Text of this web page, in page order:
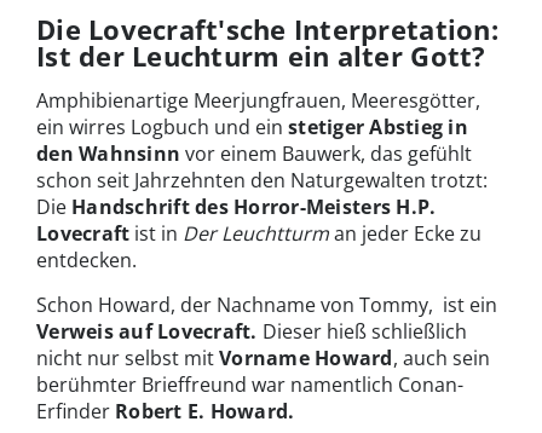
Die Lovecraft'sche Interpretation:
Ist der Leuchturm ein alter Gott?
Amphibienartige Meerjungfrauen, Meeresgötter,
ein wirres Logbuch und ein stetiger Abstieg in
den Wahnsinn vor einem Bauwerk, das gefühlt
schon seit Jahrzehnten den Naturgewalten trotzt:
Die Handschrift des Horror-Meisters H.P.
Lovecraft ist in Der Leuchtturman jeder Ecke zu
entdecken.
Schon Howard, der Nachname von Tommy, ist ein
Verweis auf Lovecraft. Dieser hieß schließlich
nicht nur selbst mitVorname Howard, auch sein
berühmter Brieffreund war namentlich Conan-
Erfinder Robert E. Howard.